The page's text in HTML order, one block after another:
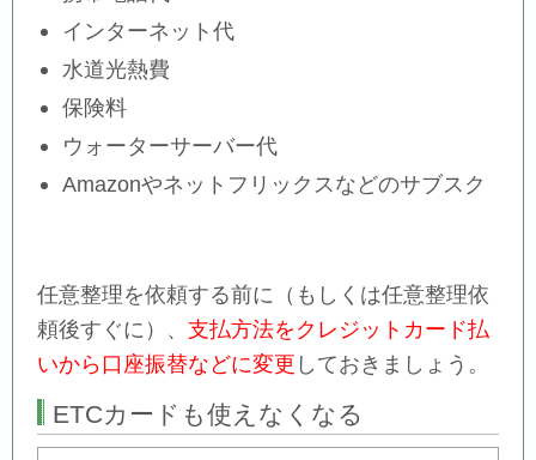
インターネット代
水道光熱費
保険料
ウォーターサーバー代
Amazonやネットフリックスなどのサブスク
任意整理を依頼する前に（もしくは任意整理依
頼後すぐに）、 支払方法をクレジットカード払
いから口座振替などに変更 しておきましょう。
ETCカードも使えなくなる